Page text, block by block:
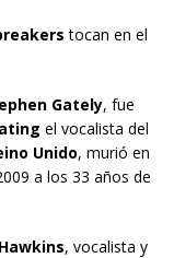
tocan en el
Gately, fue
el vocalista del
Unido, murió en
a los 33 años de
, vocalista y